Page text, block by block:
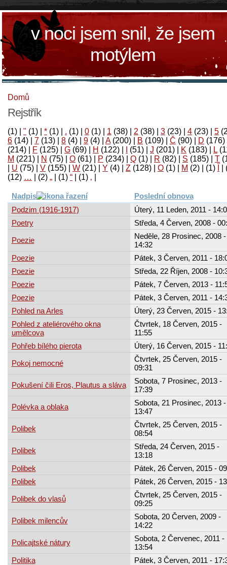
v noci jsem snil, že jsem
motýlem
Domů
Rejstřík
(1) " (1) * (1) . (1) 0 (1) 1 (38) 2 (38) 3 (23) 4 (23) 5
6 (14) 7 (13) 8 (4) 9 (4) A(200) B (109) Č (90) D (176)
(214)
F (125) G (69) H (122) (51) J (201) K (183) L
M (221) N (75) O (61) P (234) Q (1) R (82) S (185) T
U (75) V (155) W (21) Y (4) Z (128) Ο (1) М (2)
(1)
‚
(1)
“
(1)
„
(2)
…
(12)
Nadpis
Poslední obnova
Podzim (1916-1917)
Úterý, 11 Leden, 2011 -
Poetry
Středa, 4 Červen, 2008 -
Poezie
Neděle, 28 Prosinec, 2008 -
14:32
Poezie
Pátek, 3 Červen, 2011 -
Poezie
Středa, 22 Říjen, 2008 -
Poezie
Pátek, 7 Červen, 2013 -
Poezie
Pátek, 3 Červen, 2011 -
Pohled na Arles
Úterý, 23 Červen, 2015 -
Pohled z ateliérového okna
umělcova
Čtvrtek, 18 Červen, 2015 -
11:55
Pohřeb bílého pierota
Úterý, 16 Červen, 2015 -
Pokoj nemocné
Čtvrtek, 25 Červen, 2015 -
09:31
Pokušení čili Eros, Plautus a sláva
Sobota, 7 Prosinec, 2013 -
17:39
Polévka a oblaka
Sobota, 21 Prosinec, 2013 -
13:47
Polibek
Čtvrtek, 25 Červen, 2015 -
08:54
Polibek
Středa, 24 Červen, 2015 -
13:18
Polibek
Pátek, 26 Červen, 2015 -
Polibek
Pátek, 26 Červen, 2015 -
Polibek do vlasů
Čtvrtek, 25 Červen, 2015 -
09:25
Polibek milencův
Sobota, 20 Červen, 2009 -
14:22
Policajtské nátury
Sobota, 2 Červenec, 2011 -
13:54
Politika
Pátek, 3 Červen, 2011 -